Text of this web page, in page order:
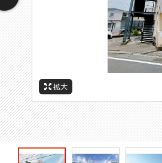
拡大
拡大
拡大
拡大
拡大
拡大
拡大